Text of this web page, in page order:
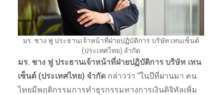
มร. ชาง ฟู ประธานเจ้าหน้าที่ฝ่ายปฏิบัติการ บริษัท เทนเซ็นต์
(ประเทศไทย) จํากัด
มร. ชาง ฟู ประธานเจ้าหน้าที่ฝ่ายปฏิบัติการ บริษัท เทน
เซ็นต์ (ประเทศไทย) จํากัด กล่าวว่า “ในปีที่ผ่านมา คน
ไทยมีพฤติกรรมการทำธุรกรรมทางการเงินดิจิทัลเพิ่ม